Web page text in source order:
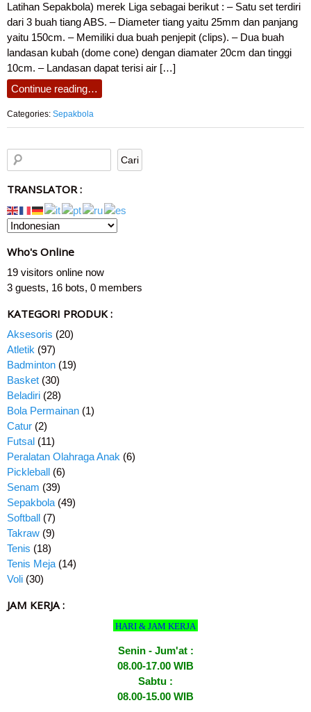
Latihan Sepakbola) merek Liga sebagai berikut : – Satu set terdiri
dari 3 buah tiang ABS. – Diameter tiang yaitu 25mm dan panjang
yaitu 150cm. – Memiliki dua buah penjepit (clips). – Dua buah
landasan kubah (dome cone) dengan diamater 20cm dan tinggi
10cm. – Landasan dapat terisi air […]
Continue reading…
Categories: Sepakbola
TRANSLATOR :
Who's Online
19 visitors online now
3 guests, 16 bots, 0 members
KATEGORI PRODUK :
Aksesoris (20)
Atletik (97)
Badminton (19)
Basket (30)
Beladiri (28)
Bola Permainan (1)
Catur (2)
Futsal (11)
Peralatan Olahraga Anak (6)
Pickleball (6)
Senam (39)
Sepakbola (49)
Softball (7)
Takraw (9)
Tenis (18)
Tenis Meja (14)
Voli (30)
JAM KERJA :
HARI & JAM KERJA
Senin - Jum'at :
08.00-17.00 WIB
Sabtu :
08.00-15.00 WIB